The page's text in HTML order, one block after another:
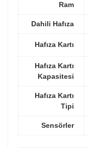
Ram
Dahili Hafıza
Hafıza Kartı
Hafıza Kartı
Kapasitesi
Hafıza Kartı
Tipi
Sensörler